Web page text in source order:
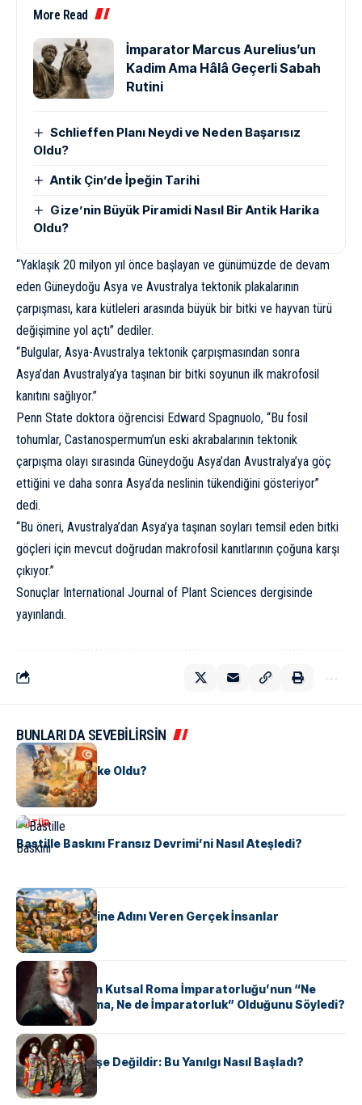
More Read
İmparator Marcus Aurelius’un
Kadim Ama Hâlâ Geçerli Sabah
Rutini
Schlieffen Planı Neydi ve Neden Başarısız
Oldu?
Antik Çin’de İpeğin Tarihi
Gize’nin Büyük Piramidi Nasıl Bir Antik Harika
Oldu?
“Yaklaşık 20 milyon yıl önce başlayan ve günümüzde de devam
eden Güneydoğu Asya ve Avustralya tektonik plakalarının
çarpışması, kara kütleleri arasında büyük bir bitki ve hayvan türü
değişimine yol açtı” dediler.
“Bulgular, Asya-Avustralya tektonik çarpışmasından sonra
Asya’dan Avustralya’ya taşınan bir bitki soyunun ilk makrofosil
kanıtını sağlıyor.”
Penn State doktora öğrencisi Edward Spagnuolo, “Bu fosil
tohumlar, Castanospermum’un eski akrabalarının tektonik
çarpışma olayı sırasında Güneydoğu Asya’dan Avustralya’ya göç
ettiğini ve daha sonra Asya’da neslinin tükendiğini gösteriyor”
dedi.
“Bu öneri, Avustralya’dan Asya’ya taşınan soyları temsil eden bitki
göçleri için mevcut doğrudan makrofosil kanıtlarının çoğuna karşı
çıkıyor.”
Sonuçlar International Journal of Plant Sciences dergisinde
yayınlandı.
BUNLARI DA SEVEBİLİRSİN
KÜLTÜR
Tunus Nasıl Ülke Oldu?
KÜLTÜR
Bastille Baskını Fransız Devrimi’ni Nasıl Ateşledi?
KÜLTÜR
ABD Eyaletlerine Adını Veren Gerçek İnsanlar
KÜLTÜR
Voltaire Neden Kutsal Roma İmparatorluğu’nun “Ne
Kutsal, Ne Roma, Ne de İmparatorluk” Olduğunu Söyledi?
KÜLTÜR
Geyşalar Fahişe Değildir: Bu Yanılgı Nasıl Başladı?